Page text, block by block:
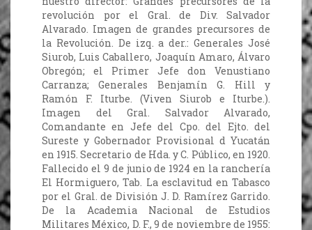
revolución por el Gral. de Div. Salvador
Alvarado. Imagen de grandes precursores de
la Revolución. De izq. a der.: Generales José
Siurob, Luis Caballero, Joaquín Amaro, Álvaro
Obregón; el Primer Jefe don Venustiano
Carranza; Generales Benjamín G. Hill y
Ramón F. Iturbe. (Viven Siurob e Iturbe.).
Imagen del Gral. Salvador Alvarado,
Comandante en Jefe del Cpo. del Ejto. del
Sureste y Gobernador Provisional d Yucatán
en 1915. Secretario de Hda. y C. Público, en 1920.
Fallecido el 9 de junio de 1924 en la ranchería
El Hormiguero, Tab. La esclavitud en Tabasco
por el Gral. de División J. D. Ramírez Garrido.
De la Academia Nacional de Estudios
Militares México, D. F., 9 de noviembre de 1955: